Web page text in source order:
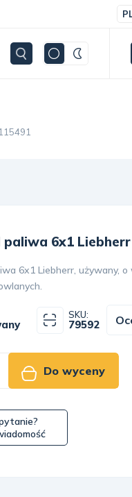
6x1 Liebherr
6x1 Liebherr, używany,
SKU:
79592
Do wyceny